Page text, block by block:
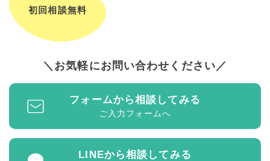
初回相談無料
お気軽にお問い合わせください
フォームから相談してみる
ご入力フォームへ
LINEから相談してみる